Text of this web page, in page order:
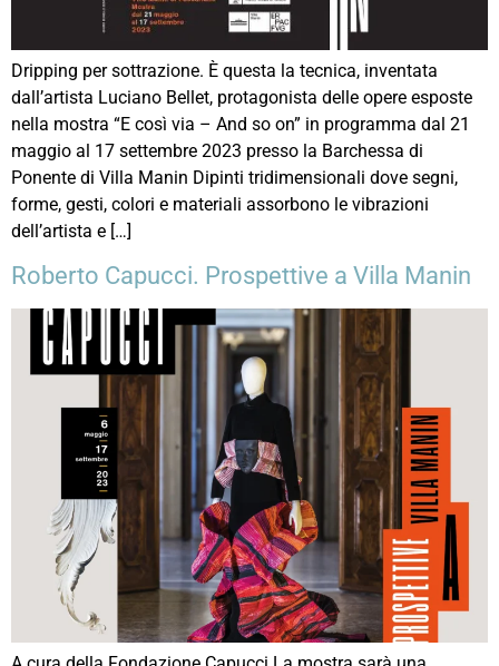
Dripping per sottrazione. È questa la tecnica, inventata
dall’artista Luciano Bellet, protagonista delle opere esposte
nella mostra “E così via – And so on” in programma dal 21
maggio al 17 settembre 2023 presso la Barchessa di
Ponente di Villa Manin Dipinti tridimensionali dove segni,
forme, gesti, colori e materiali assorbono le vibrazioni
dell’artista e […]
Roberto Capucci. Prospettive a Villa Manin